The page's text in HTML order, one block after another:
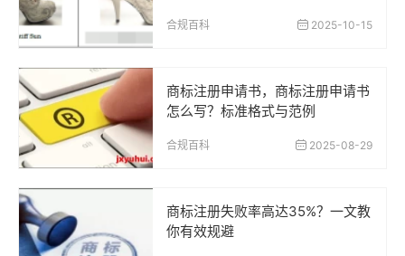
合规百科 2025-10-15
商标注册申请书，商标注册申请书
怎么写？标准格式与范例
合规百科 2025-08-29
商标注册失败率高达35%？一文教
你有效规避